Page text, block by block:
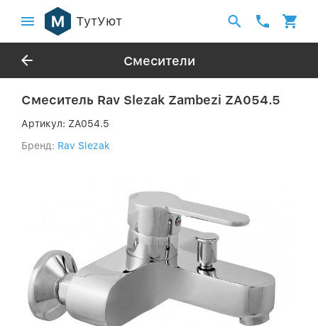
ТутУют
Смесители
Смеситель Rav Slezak Zambezi ZA054.5
Артикул: ZA054.5
Бренд: Rav Slezak